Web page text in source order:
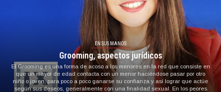
EN SUS MANOS
Grooming, aspectos jurídicos
El Grooming es una forma de acoso a los menores en la red que consiste en
que un mayor de edad contacta con un menor haciéndose pasar por otro
niño o joven, para poco a poco ganarse su confianza y así lograr que actúe
según sus deseos, generalmente con una finalidad sexual. En los peores